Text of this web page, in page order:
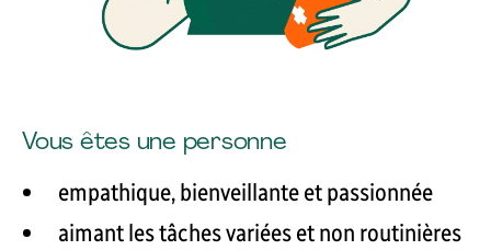
Vous êtes une personne
empathique, bienveillante et passionnée
aimant les tâches variées et non routinières